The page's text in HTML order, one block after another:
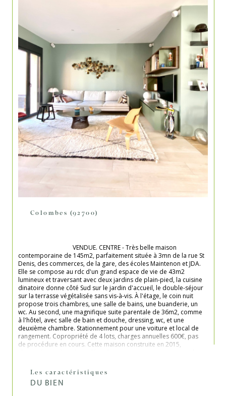
Colombes (92700)
contemporaine de 145m2, parfaitement située à 3mn de la rue St
Denis, des commerces, de la gare, des écoles Maintenon et JDA.
Elle se compose au rdc d'un grand espace de vie de 43m2
lumineux et traversant avec deux jardins de plain-pied, la cuisine
dinatoire donne côté Sud sur le jardin d'accueil, le double-séjour
sur la terrasse végétalisée sans vis-à-vis. À l'étage, le coin nuit
propose trois chambres, une salle de bains, une buanderie, un
wc. Au second, une magnifique suite parentale de 36m2, comme
à l'hôtel, avec salle de bain et douche, dressing, wc, et une
deuxième chambre. Stationnement pour une voiture et local de
rangement. Copropriété de 4 lots, charges annuelles 600€, pas
de procédure en cours. Cette maison construite en 2015,
direct : O6.20.86.87.98
Les caractéristiques
DU BIEN